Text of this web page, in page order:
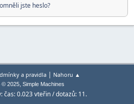
jste heslo?
a pravidla| Nahoru ▲
© 2025, Simple Machines
čas: 0.023 vteřin / dotazů: 11.